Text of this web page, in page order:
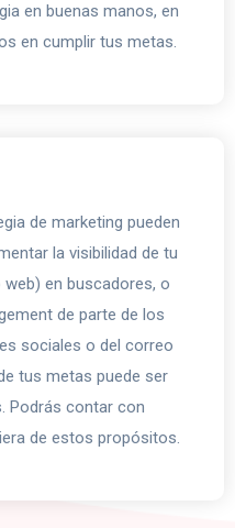
en buenas manos, en
en cumplir tus metas.
de marketing pueden
la visibilidad de tu
en buscadores, o
de parte de los
sociales o del correo
tus metas puede ser
Podrás contar con
de estos propósitos.